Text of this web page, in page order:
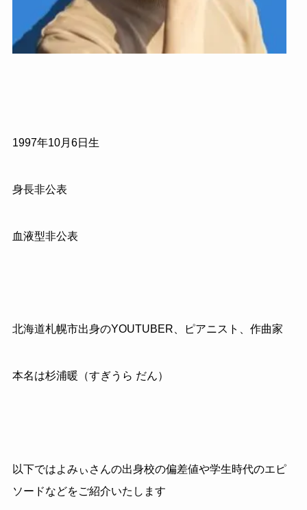
1997年10月6日生
身長非公表
血液型非公表
北海道札幌市出身のYOUTUBER、ピアニスト、作曲家
本名は杉浦暖（すぎうら だん）
以下ではよみぃさんの出身校の偏差値や学生時代のエピ
ソードなどをご紹介いたします